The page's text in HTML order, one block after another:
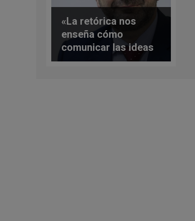
«La retórica nos
enseña cómo
comunicar las ideas
y a tenerlas claras y